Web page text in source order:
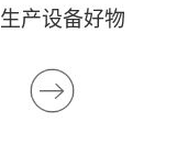
生产设备好物